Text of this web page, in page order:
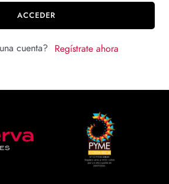
ACCEDER
cuenta? Regístrate ahora